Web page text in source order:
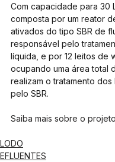
Com capacidade para 30
composta por um reator
ativados do tipo SBR de
responsável pelo
líquida, e por 12 leitos de
ocupando uma área total
realizam o tratamento
pelo SBR.
Saiba mais sobre o projeto
LODO
EFLUENTES